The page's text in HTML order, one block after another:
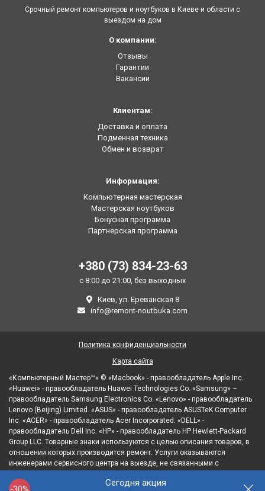
Сегодня акция
Срочный ремонт компьютеров и ноутбуков в Киеве и области с
выездом на дом
О компании:
Отзывы
Гарантии
Вакансии
Клиентам:
Доставка и оплата
Подменная техника
Обмен и возврат
Информация:
Компьютерная мастерская
Мастерская ноутбуков
Бонусная программа
Партнерская программа
+380 (73) 834-23-63
с 8:00 до 21:00, без выходных
Киев, ул. Ереванская 8
info@remont-noutbuka.com
«Компьютерный Мастер™» © «Macbook» - правообладатель Apple Inc.
«Huawei» - правообладатель Huawei Technologies Co. «Samsung» –
правообладатель Samsung Electronics Co. «Lenovo» - правообладатель
Lenovo (Beijing) Limited. «ASUS» - правообладатель ASUSTeK Computer
Inc. «ACER» - правообладатель Acer Incorporated. «DELL» -
правообладатель Dell Inc. «HP» - правообладатель HP Hewlett-Packard
Group LLC. Товарные знаки используются с целью описания товаров, в
отношении которых производится ремонт. Услуги оказываются
инженерами сервисного центра на выезде, не связанными с
представителями в отношении товаров, которые уже были введены в
Политика конфиденциальности
Карта сайта